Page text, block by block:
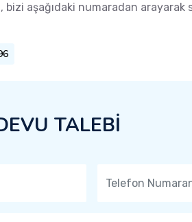
aşağıdaki numaradan arayarak
TALEBİ